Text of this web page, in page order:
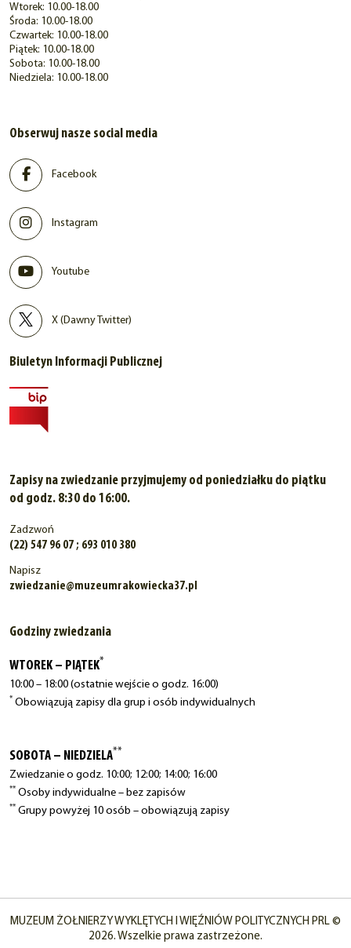
Wtorek: 10.00-18.00
Środa: 10.00-18.00
Czwartek: 10.00-18.00
Piątek: 10.00-18.00
Sobota: 10.00-18.00
Niedziela: 10.00-18.00
Obserwuj nasze social media
Facebook
Instagram
Youtube
X (Dawny Twitter)
Biuletyn Informacji Publicznej
Zapisy na zwiedzanie przyjmujemy od poniedziałku do piątku
od godz. 8:30 do 16:00.
Zadzwoń
(22) 547 96 07 ; 693 010 380
Napisz
zwiedzanie@muzeumrakowiecka37.pl
Godziny zwiedzania
WTOREK – PIĄTEK*
10:00 – 18:00 (ostatnie wejście o godz. 16:00)
* Obowiązują zapisy dla grup i osób indywidualnych
SOBOTA – NIEDZIELA**
Zwiedzanie o godz. 10:00; 12:00; 14:00; 16:00
** Osoby indywidualne – bez zapisów
** Grupy powyżej 10 osób – obowiązują zapisy
MUZEUM ŻOŁNIERZY WYKLĘTYCH I WIĘŹNIÓW POLITYCZNYCH PRL ©
2026. Wszelkie prawa zastrzeżone.